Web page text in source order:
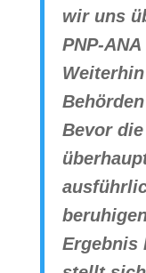
wir uns
PNP-
Bevor
Ergebnis